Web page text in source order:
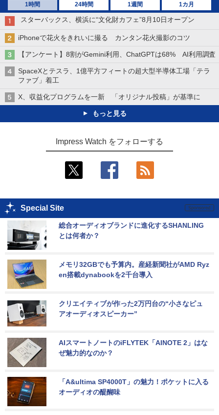
1時間 24時間 1週間 1カ月
スターバックス、横浜に“文化財カフェ”8月10日オープン
iPhoneで花火をきれいに撮る カンタン花火撮影のコツ
【アンケート】8割がGemini利用、ChatGPTは68% AI利用調査
SpaceXとテスラ、1億平方フィートの超大型半導体工場「テラ
ファブ」着工
X、収益化プログラムを一新 「オリジナル投稿」が基準に
もっと見る
Impress Watch をフォローする
Special Site
総合オーディオブランドに進化するSHANLING
とは何者か？
メモリ32GBでも予算内。産経新聞社がAMD Ryz
en搭載dynabookを2千台導入
クリエイティブが作った2万円台の“小さなピュ
アオーディオスピーカー”
AIスマートノートのiFLYTEK「AINOTE 2」はな
ぜ魅力的なのか？
「A&ultima SP4000T」の魅力！ポケットに入る
オーディオの醍醐味